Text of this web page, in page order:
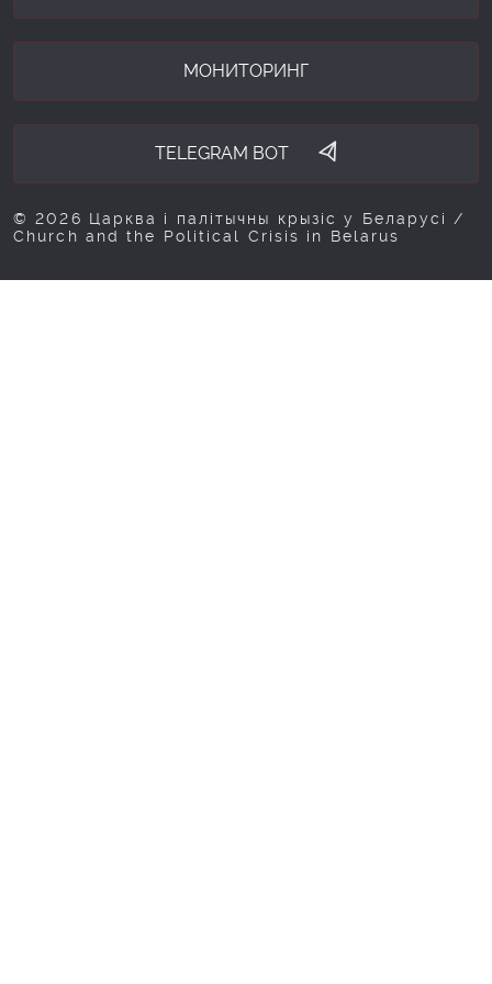
МОНИТОРИНГ
TELEGRAM BOT
© 2026 Царква і палітычны крызіс у Беларусі /
Church and the Political Crisis in Belarus